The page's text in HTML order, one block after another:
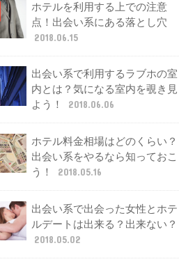
ホテルを利用する上での注意
点！出会い系にある落とし穴
2018.06.15
出会い系で利用するラブホの室
内とは？気になる室内を覗き見
よう！
2018.06.06
ホテル料金相場はどのくらい？
出会い系をやるなら知っておこ
う！
2018.05.16
出会い系で出会った女性とホテ
ルデートは出来る？出来ない？
2018.05.02